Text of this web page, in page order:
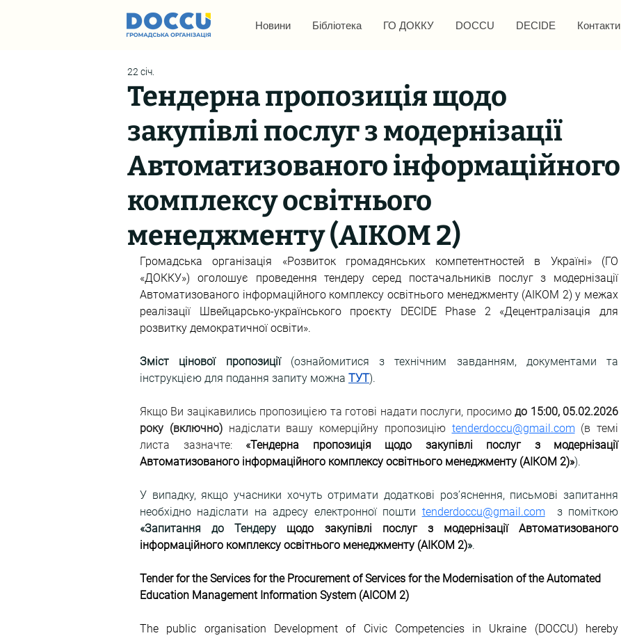
Новини Бібліотека ГО ДОККУ DOCCU DECIDE Контакти
Тендерна пропозиція щодо
закупівлі послуг з модернізації
Автоматизованого інформаційного
комплексу освітнього
менеджменту (АІКОМ 2)
22 січ.
Громадська організація «Розвиток громадянських компетентностей в Україні» (ГО
«ДОККУ») оголошує проведення тендеру серед постачальників послуг з модернізації
Автоматизованого інформаційного комплексу освітнього менеджменту (АІКОМ 2) у межах
реалізації Швейцарсько-українського проєкту DECIDE Phase 2 «Децентралізація для
розвитку демократичної освіти».
Зміст цінової пропозиції (ознайомитися з технічним завданням, документами та
інструкцією для подання запиту можна ТУТ).
Якщо Ви зацікавились пропозицією та готові надати послуги, просимо до 15:00, 05.02.2026
року (включно) надіслати вашу комерційну пропозицію tenderdoccu@gmail.com (в темі
листа зазначте: «Тендерна пропозиція щодо закупівлі послуг з модернізації
Автоматизованого інформаційного комплексу освітнього менеджменту (АІКОМ 2)»).
У випадку, якщо учасники хочуть отримати додаткові роз’яснення, письмові запитання
необхідно надіслати на адресу електронної пошти tenderdoccu@gmail.com
«Запитання до Тендеру щодо закупівлі послуг з модернізації Автоматизованого
інформаційного комплексу освітнього менеджменту (АІКОМ 2)».
Tender for the Services for the Procurement of Services for the Modernisation of the Automated
Education Management Information System (AICOM 2)
The public organisation Development of Civic Competencies in Ukraine (DOCCU) hereby